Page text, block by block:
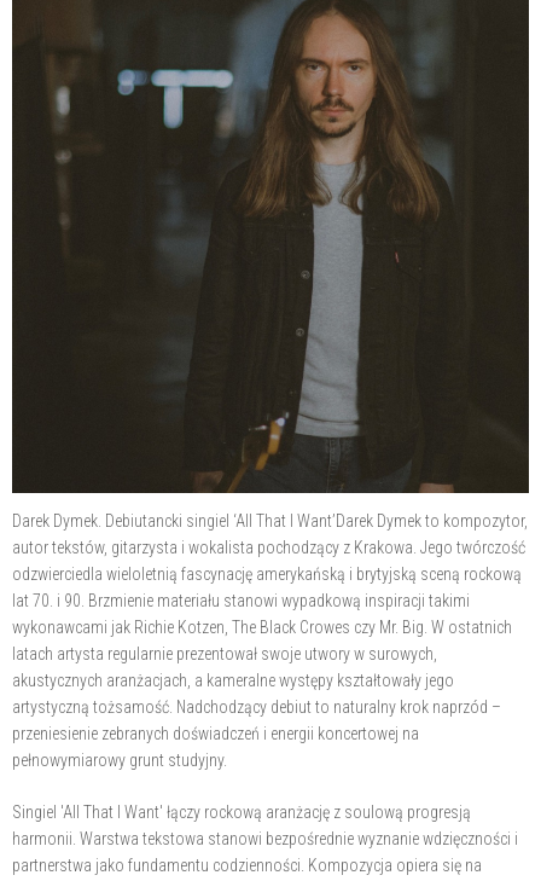
Darek Dymek. Debiutancki singiel ‘All That I Want’Darek Dymek to kompozytor,
autor tekstów, gitarzysta i wokalista pochodzący z Krakowa. Jego twórczość
odzwierciedla wieloletnią fascynację amerykańską i brytyjską sceną rockową
lat 70. i 90. Brzmienie materiału stanowi wypadkową inspiracji takimi
wykonawcami jak Richie Kotzen, The Black Crowes czy Mr. Big. W ostatnich
latach artysta regularnie prezentował swoje utwory w surowych,
akustycznych aranżacjach, a kameralne występy kształtowały jego
artystyczną tożsamość. Nadchodzący debiut to naturalny krok naprzód –
przeniesienie zebranych doświadczeń i energii koncertowej na
pełnowymiarowy grunt studyjny.
Singiel 'All That I Want' łączy rockową aranżację z soulową progresją
harmonii. Warstwa tekstowa stanowi bezpośrednie wyznanie wdzięczności i
partnerstwa jako fundamentu codzienności. Kompozycja opiera się na